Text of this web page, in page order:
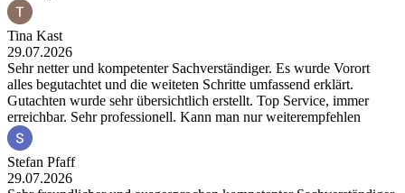
Tina Kast
29.07.2026
Sehr netter und kompetenter Sachverständiger. Es wurde Vorort
alles begutachtet und die weiteten Schritte umfassend erklärt.
Gutachten wurde sehr übersichtlich erstellt. Top Service, immer
erreichbar. Sehr professionell. Kann man nur weiterempfehlen
Stefan Pfaff
29.07.2026